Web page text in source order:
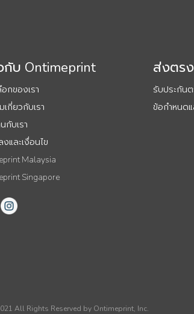
กับ Ontimeprint
กของเรา
เกี่ยวกับเรา
กับเรา
และเงื่อนไข
Malaysia
Singapore
ส่งตรง
รับประกันต
ข้อกำหนดแ
All Rights Reserved by Ontimeprint, Inc.